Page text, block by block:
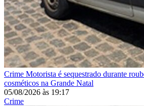
Crime Motorista é sequestrado durante
cosméticos na Grande Natal
05/08/2026 às 19:17
Crime